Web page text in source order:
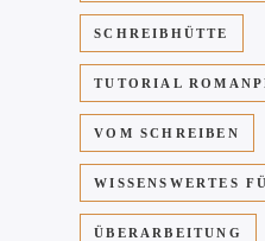
SCHREIBHÜTTE
TUTORIAL
VOM SCHREIBEN
WISSENSWERTES
ÜBERARBEITUNG